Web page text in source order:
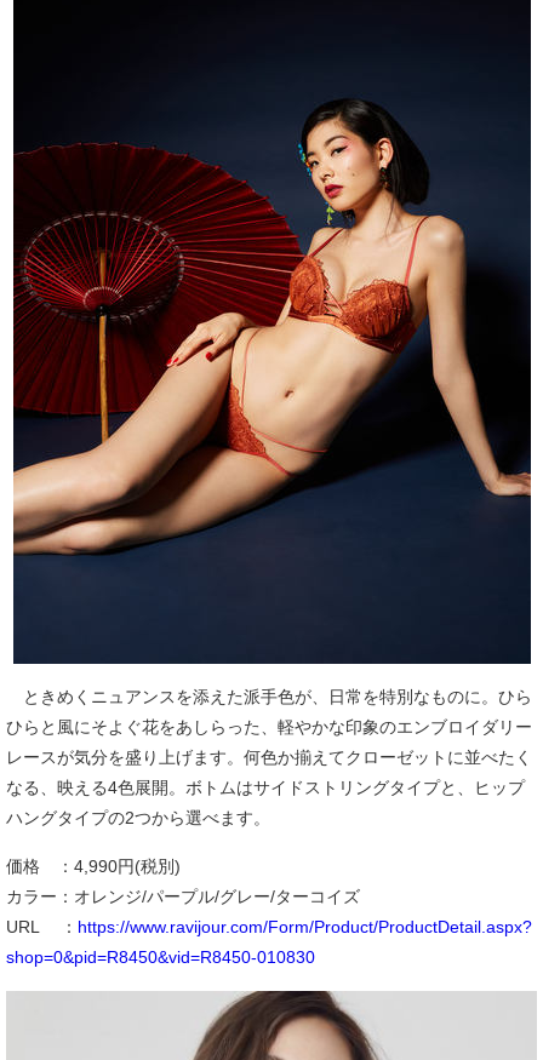
ときめくニュアンスを添えた派手色が、日常を特別なものに。ひら
ひらと風にそよぐ花をあしらった、軽やかな印象のエンブロイダリー
レースが気分を盛り上げます。何色か揃えてクローゼットに並べたく
なる、映える4色展開。ボトムはサイドストリングタイプと、ヒップ
ハングタイプの2つから選べます。
価格 ：4,990円(税別)
カラー：オレンジ/パープル/グレー/ターコイズ
URL ： https://www.ravijour.com/Form/Product/ProductDetail.aspx?
shop=0&pid=R8450&vid=R8450-010830